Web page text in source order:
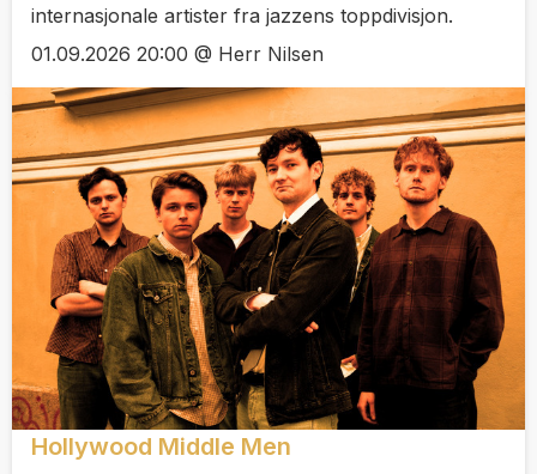
internasjonale artister fra jazzens toppdivisjon.
01.09.2026 20:00 @ Herr Nilsen
Hollywood Middle Men